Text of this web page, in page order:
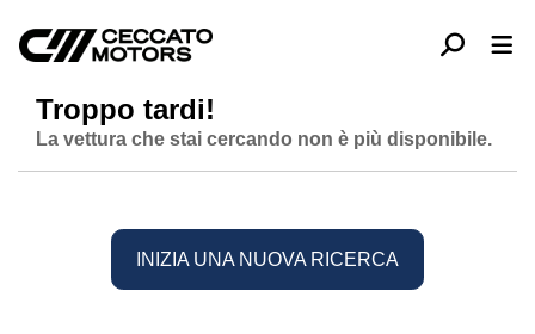
Troppo tardi!
La vettura che stai cercando non è più disponibile.
INIZIA UNA NUOVA RICERCA